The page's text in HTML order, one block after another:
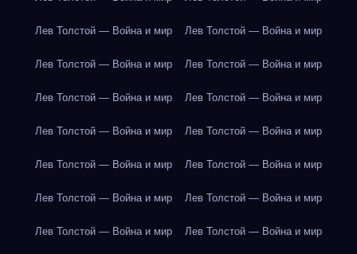
Лев Толстой — Война и мир Лев Толстой — Война и мир
Лев Толстой — Война и мир Лев Толстой — Война и мир
Лев Толстой — Война и мир Лев Толстой — Война и мир
Лев Толстой — Война и мир Лев Толстой — Война и мир
Лев Толстой — Война и мир Лев Толстой — Война и мир
Лев Толстой — Война и мир Лев Толстой — Война и мир
Лев Толстой — Война и мир Лев Толстой — Война и мир